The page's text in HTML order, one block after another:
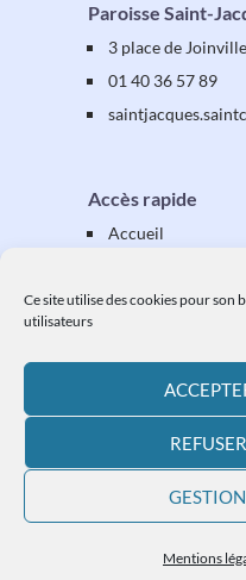
Ce site utilise des cookies pour
utilisateurs
Mentions
Paroisse Saint-
3 place de
01 40 36 57 89
saintjacques
Accès rapide
Accueil
Équipes & activités
Vos démarches
Ressources
L'actualité
Plan du site